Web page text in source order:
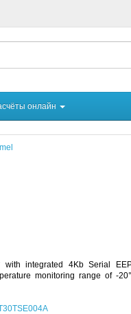
онлайн
integrated 4Kb Serial
monitoring range of -